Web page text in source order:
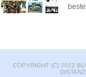
COPYRIGHT (C) 2012